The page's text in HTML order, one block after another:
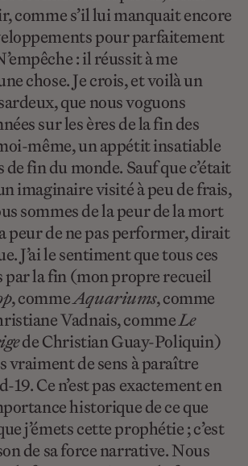
comme s’il lui manquait encore
pour parfaitement
: il réussit à me
chose. Je crois, et voilà un
que nous voguons
sur les ères de la fin des
même, un appétit insatiable
fin du monde. Sauf que c’était
imaginaire visité à peu de frais,
sommes de la peur de la mort
peur de ne pas performer, dirait
J’ai le sentiment que tous ces
par la fin (mon propre recueil
, commeAquariums, comme
Vadnais, commeLe
de Christian Guay-Poliquin)
vraiment de sens à paraître
19. Ce n’est pas exactement en
historique de ce que
j’émets cette prophétie ; c’est
de sa force narrative. Nous